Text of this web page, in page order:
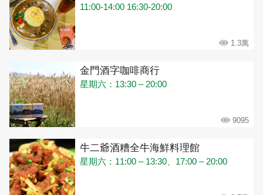
11:00-14:00 16:30-20:00
1.3萬
金門酒字咖啡商行
星期六：13:30 – 20:00
9095
牛二爺酒糟全牛海鮮料理館
星期六：11:00 – 13:30、17:00 – 20:00